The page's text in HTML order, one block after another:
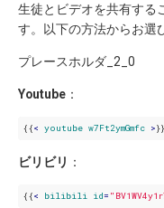
生徒とビデオを共有する
す。以下の方法からお選
プレースホルダ_2_0
Youtube ：
{{< youtube w7Ft2ymGmfc >
ビリビリ ：
{{< bilibili id=